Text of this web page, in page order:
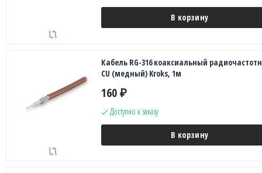
В корзину
Кабель RG-316 коаксиальный
CU (медный) Kroks, 1м
160 ₽
Доступно к заказу
В корзину